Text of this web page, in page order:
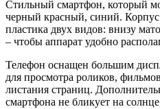
Стильный смартфон, который
черный красный, синий. Корпус
пластика двух видов: внизу
– чтобы аппарат удобно
Телефон оснащен большим
для просмотра роликов,
листания страниц.
смартфона не бликует на